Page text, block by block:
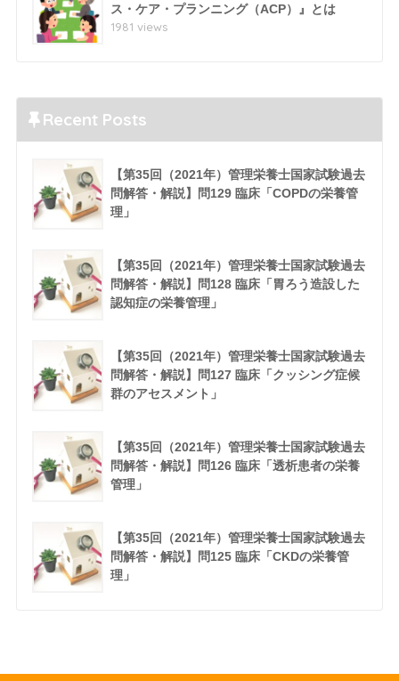
ス・ケア・プランニング（ACP）』とは
1981 views
Recent Posts
【第35回（2021年）管理栄養士国家試験過去
問解答・解説】問129 臨床「COPDの栄養管
理」
【第35回（2021年）管理栄養士国家試験過去
問解答・解説】問128 臨床「胃ろう造設した
認知症の栄養管理」
【第35回（2021年）管理栄養士国家試験過去
問解答・解説】問127 臨床「クッシング症候
群のアセスメント」
【第35回（2021年）管理栄養士国家試験過去
問解答・解説】問126 臨床「透析患者の栄養
管理」
【第35回（2021年）管理栄養士国家試験過去
問解答・解説】問125 臨床「CKDの栄養管
理」